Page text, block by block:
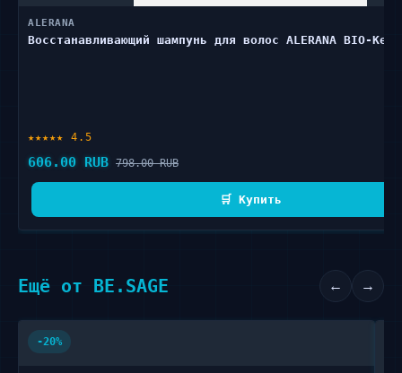
ALERANA
Восстанавливающий шампунь для волос ALERANA BIO-
★★★★★ 4.5
606.00 RUB 798.00 RUB
🛒 Купить
Ещё от BE.SAGE ← →
-20%